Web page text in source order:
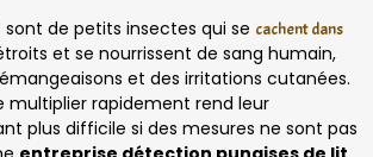
sont de petits insectes qui se cachent dans
et se nourrissent de sang humain,
et des irritations cutanées.
multiplier rapidement rend leur
plus difficile si des mesures ne sont pas